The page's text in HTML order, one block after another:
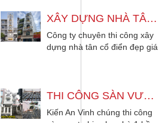
XÂY DỰNG NHÀ TÂN CỔ ĐIỂN CÓ TẦNG LỬNG VÀ SÂN THƯỢNG
Công ty chuyên thi công xây
dựng nhà tân cổ điển đẹp giá
THI CÔNG SÀN VƯỢT NHỊP NHÀ 3 TẦNG 1 TUM TÂN CỔ ĐIỂN TẠI BÌNH CHÁNH
Kiến An Vinh chúng thi công